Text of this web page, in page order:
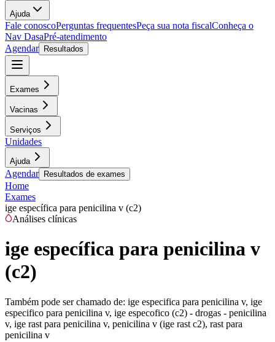
Ajuda
Fale conoscoPerguntas frequentesPeça sua nota fiscalConheça o
Nav DasaPré-atendimento
Agendar
Resultados
Exames
Vacinas
Serviços
Unidades
Ajuda
Agendar Resultados de exames
Home
Exames
ige específica para penicilina v (c2)
Análises clínicas
ige específica para penicilina v
(c2)
Também pode ser chamado de: ige especifica para penicilina v, ige
especifico para penicilina v, ige especofico (c2) - drogas - penicilina
v, ige rast para penicilina v, penicilina v (ige rast c2), rast para
penicilina v